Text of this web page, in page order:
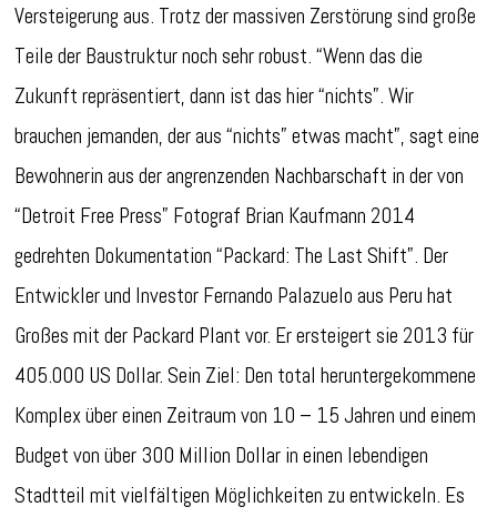
Versteigerung aus. Trotz der massiven Zerstörung sind große
Teile der Baustruktur noch sehr robust. “Wenn das die
Zukunft repräsentiert, dann ist das hier “nichts”. Wir
brauchen jemanden, der aus “nichts” etwas macht”, sagt eine
Bewohnerin aus der angrenzenden Nachbarschaft in der von
“Detroit Free Press” Fotograf Brian Kaufmann 2014
gedrehten Dokumentation “Packard: The Last Shift”. Der
Entwickler und Investor Fernando Palazuelo aus Peru hat
Großes mit der Packard Plant vor. Er ersteigert sie 2013 für
405.000 US Dollar. Sein Ziel: Den total heruntergekommene
Komplex über einen Zeitraum von 10 – 15 Jahren und einem
Budget von über 300 Million Dollar in einen lebendigen
Stadtteil mit vielfältigen Möglichkeiten zu entwickeln. Es